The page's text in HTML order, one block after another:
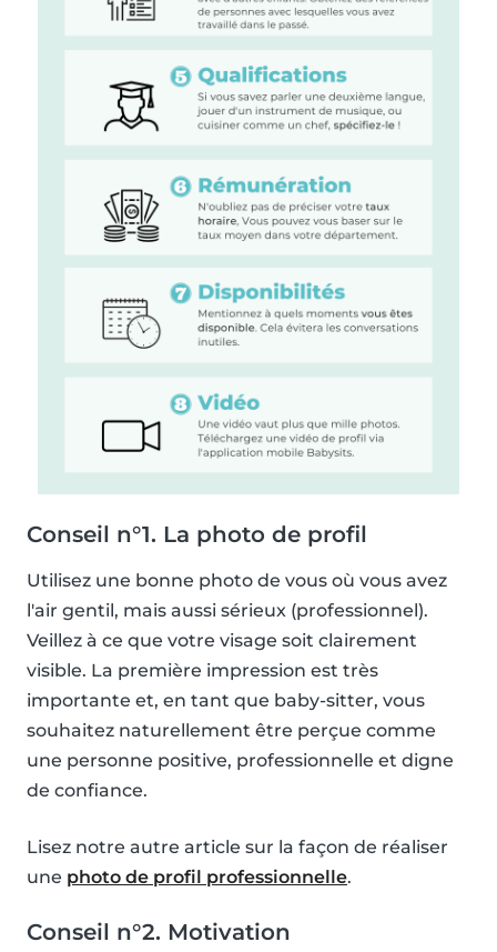
Conseil n°1. La photo de profil
Utilisez une bonne photo de vous où vous avez
l'air gentil, mais aussi sérieux (professionnel).
Veillez à ce que votre visage soit clairement
visible. La première impression est très
importante et, en tant que baby-sitter, vous
souhaitez naturellement être perçue comme
une personne positive, professionnelle et digne
de confiance.
Lisez notre autre article sur la façon de réaliser
une photo de profil professionnelle.
Conseil n°2. Motivation